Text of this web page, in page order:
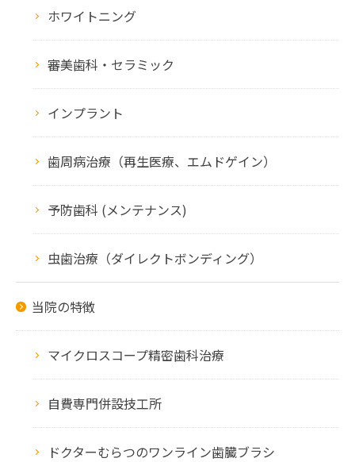
ホワイトニング
審美歯科・セラミック
インプラント
歯周病治療（再生医療、エムドゲイン）
予防歯科 (メンテナンス)
虫歯治療（ダイレクトボンディング）
当院の特徴
マイクロスコープ精密歯科治療
自費専門併設技工所
ドクターむらつのワンライン歯臓ブラシ